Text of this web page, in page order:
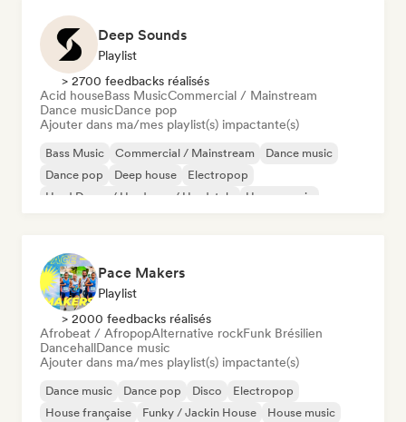
Deep Sounds
Playlist
> 2700 feedbacks réalisés
Acid houseBass MusicCommercial / Mainstream
Dance musicDance pop
Ajouter dans ma/mes playlist(s) impactante(s)
Bass Music Commercial / Mainstream
Dance music
Dance pop
Deep house
Electropop
Hard Dance / Hardcore / Hardstyle
House music
Pace Makers
Playlist
> 2000 feedbacks réalisés
Afrobeat / AfropopAlternative rockFunk Brésilien
DancehallDance music
Ajouter dans ma/mes playlist(s) impactante(s)
Dance music Dance pop Disco
Electropop
House française
Funky / Jackin House
House music